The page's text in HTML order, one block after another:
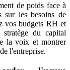
de poids face à
sur les besoins de
vos budgets RH et
du capital
la voix et montrer
l'entreprise.